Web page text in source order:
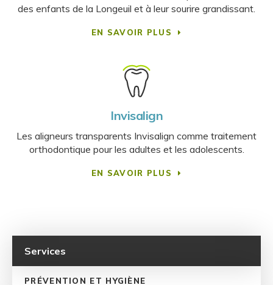
des enfants de la Longeuil et à leur sourire grandissant.
EN SAVOIR PLUS
Invisalign
Les aligneurs transparents Invisalign comme traitement
orthodontique pour les adultes et les adolescents.
EN SAVOIR PLUS
Services
PRÉVENTION ET HYGIÈNE